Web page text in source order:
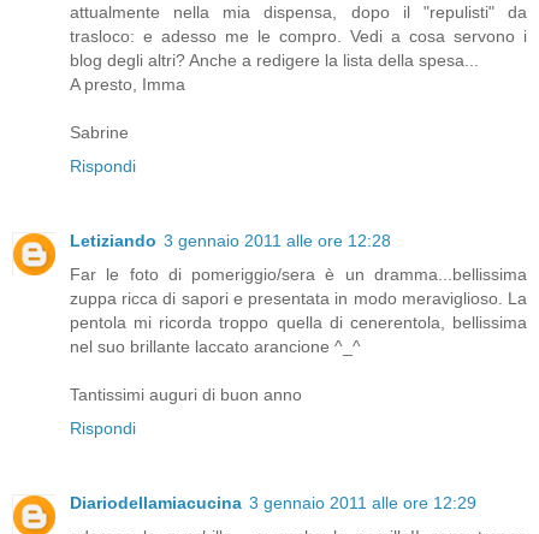
attualmente nella mia dispensa, dopo il "repulisti" da
trasloco: e adesso me le compro. Vedi a cosa servono i
blog degli altri? Anche a redigere la lista della spesa...
A presto, Imma
Sabrine
Rispondi
Letiziando 3 gennaio 2011 alle ore 12:28
Far le foto di pomeriggio/sera è un dramma...bellissima
zuppa ricca di sapori e presentata in modo meraviglioso. La
pentola mi ricorda troppo quella di cenerentola, bellissima
nel suo brillante laccato arancione ^_^
Tantissimi auguri di buon anno
Rispondi
Diariodellamiacucina 3 gennaio 2011 alle ore 12:29